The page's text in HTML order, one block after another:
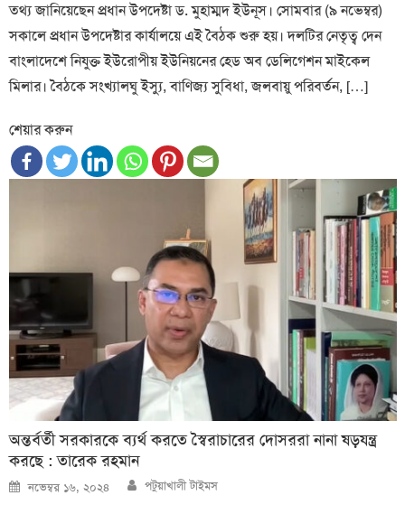
তথ্য জানিয়েছেন প্রধান উপদেষ্টা ড. মুহাম্মদ ইউনূস। সোমবার (৯ নভেম্বর)
সকালে প্রধান উপদেষ্টার কার্যালয়ে এই বৈঠক শুরু হয়। দলটির নেতৃত্ব দেন
বাংলাদেশে নিযুক্ত ইউরোপীয় ইউনিয়নের হেড অব ডেলিগেশন মাইকেল
মিলার। বৈঠকে সংখ্যালঘু ইস্যু, বাণিজ্য সুবিধা, জলবায়ু পরিবর্তন, […]
শেয়ার করুন
অন্তর্বর্তী সরকারকে ব্যর্থ করতে স্বৈরাচারের দোসররা নানা ষড়যন্ত্র
করছে : তারেক রহমান
Posted
on
নভেম্বর ১৬, ২০২৪ Author
পটুয়াখালী টাইমস